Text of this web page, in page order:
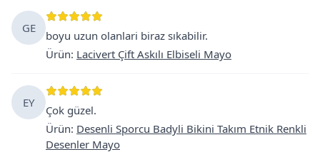
GE
boyu uzun olanlari biraz sıkabilir.
Ürün: Lacivert Çift Askılı Elbiseli Mayo
EY
Çok güzel.
Ürün: Desenli Sporcu Badyli Bikini Takım Etnik Renkli
Desenler Mayo